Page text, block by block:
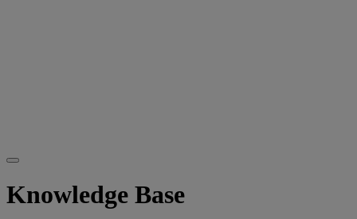
Knowledge Base